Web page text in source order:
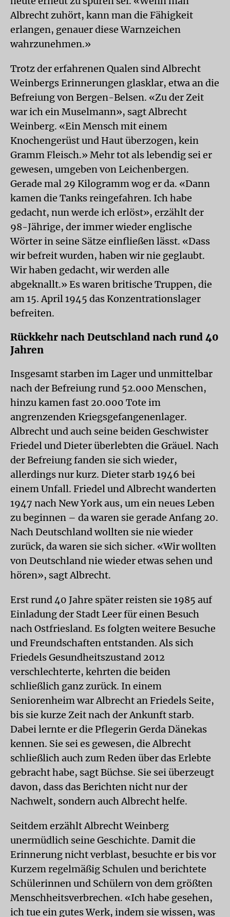
Albrecht zuhört, kann man die Fähigkeit
erlangen, genauer diese Warnzeichen
wahrzunehmen.»
Trotz der erfahrenen Qualen sind Albrecht
Weinbergs Erinnerungen glasklar, etwa an die
Befreiung von Bergen-Belsen. «Zu der Zeit
war ich ein Muselmann», sagt Albrecht
Weinberg. «Ein Mensch mit einem
Knochengerüst und Haut überzogen, kein
Gramm Fleisch.» Mehr tot als lebendig sei er
gewesen, umgeben von Leichenbergen.
Gerade mal 29 Kilogramm wog er da. «Dann
kamen die Tanks reingefahren. Ich habe
gedacht, nun werde ich erlöst», erzählt der
98-Jährige, der immer wieder englische
Wörter in seine Sätze einfließen lässt. «Dass
wir befreit wurden, haben wir nie geglaubt.
Wir haben gedacht, wir werden alle
abgeknallt.» Es waren britische Truppen, die
am 15. April 1945 das Konzentrationslager
befreiten.
Rückkehr nach Deutschland nach rund 40
Jahren
Insgesamt starben im Lager und unmittelbar
nach der Befreiung rund 52.000 Menschen,
hinzu kamen fast 20.000 Tote im
angrenzenden Kriegsgefangenenlager.
Albrecht und auch seine beiden Geschwister
Friedel und Dieter überlebten die Gräuel. Nach
der Befreiung fanden sie sich wieder,
allerdings nur kurz. Dieter starb 1946 bei
einem Unfall. Friedel und Albrecht wanderten
1947 nach New York aus, um ein neues Leben
zu beginnen – da waren sie gerade Anfang 20.
Nach Deutschland wollten sie nie wieder
zurück, da waren sie sich sicher. «Wir wollten
von Deutschland nie wieder etwas sehen und
hören», sagt Albrecht.
Erst rund 40 Jahre später reisten sie 1985 auf
Einladung der Stadt Leer für einen Besuch
nach Ostfriesland. Es folgten weitere Besuche
und Freundschaften entstanden. Als sich
Friedels Gesundheitszustand 2012
verschlechterte, kehrten die beiden
schließlich ganz zurück. In einem
Seniorenheim war Albrecht an Friedels Seite,
bis sie kurze Zeit nach der Ankunft starb.
Dabei lernte er die Pflegerin Gerda Dänekas
kennen. Sie sei es gewesen, die Albrecht
schließlich auch zum Reden über das Erlebte
gebracht habe, sagt Büchse. Sie sei überzeugt
davon, dass das Berichten nicht nur der
Nachwelt, sondern auch Albrecht helfe.
Seitdem erzählt Albrecht Weinberg
unermüdlich seine Geschichte. Damit die
Erinnerung nicht verblast, besuchte er bis vor
Kurzem regelmäßig Schulen und berichtete
Schülerinnen und Schülern von dem größten
Menschheitsverbrechen. «Ich habe gesehen,
ich tue ein gutes Werk, indem sie wissen, was